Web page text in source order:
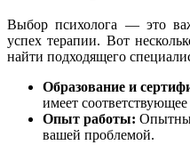
Выбор психолога — это
успех терапии. Вот
найти подходящего
Образование и
имеет
Опыт работы:
вашей проблемой.